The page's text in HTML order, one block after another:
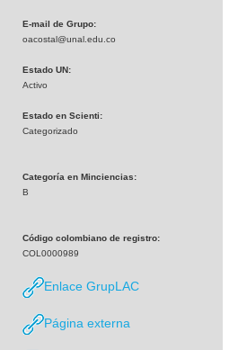
E-mail de Grupo:
oacostal@unal.edu.co
Estado UN:
Activo
Estado en Scienti:
Categorizado
Categoría en Minciencias:
B
Código colombiano de registro:
COL0000989
Enlace GrupLAC
Página externa